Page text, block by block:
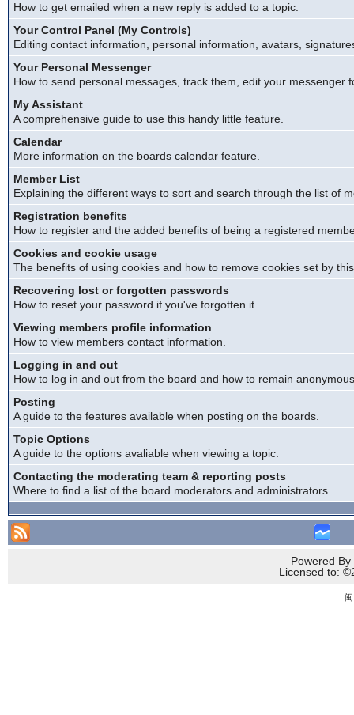
How to get emailed when a new reply is added to a topic.
Your Control Panel (My Controls)
Editing contact information, personal information, avatars,
Your Personal Messenger
How to send personal messages, track them, edit your messenger
My Assistant
A comprehensive guide to use this handy little feature.
Calendar
More information on the boards calendar feature.
Member List
Explaining the different ways to sort and search through the list of
Registration benefits
How to register and the added benefits of being a registered
Cookies and cookie usage
The benefits of using cookies and how to remove cookies set by
Recovering lost or forgotten passwords
How to reset your password if you've forgotten it.
Viewing members profile information
How to view members contact information.
Logging in and out
How to log in and out from the board and how to remain
Posting
A guide to the features available when posting on the boards.
Topic Options
A guide to the options avaliable when viewing a topic.
Contacting the moderating team & reporting posts
Where to find a list of the board moderators and administrators.
Powered
Licensed to: